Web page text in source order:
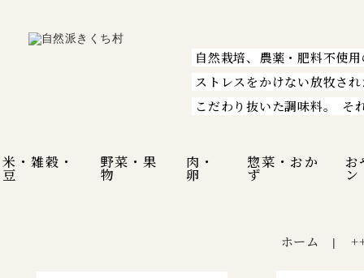
自然栽培、農薬・肥料不使
ストレスをかけない放牧さ
こだわり抜いた調味料。
そ
米・雑穀・
豆
野菜・果
物
肉・
卵
惣菜・おか
ず
お
ン
ホーム |